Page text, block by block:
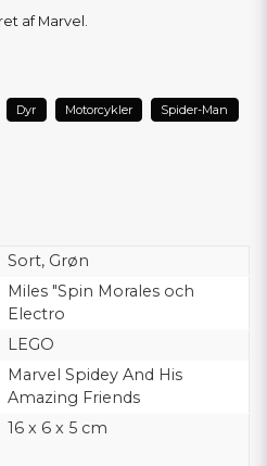
af Marvel.
Dyr Motorcykler Spider-Man
Sort, Grøn
Miles "Spin Morales och
Electro
LEGO
Marvel Spidey And His
Amazing Friends
16 x 6 x 5 cm